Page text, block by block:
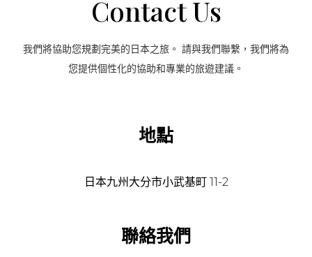
Contact Us
我們將協助您規劃完美的日本之旅。 請與我們聯繫，我們將為
您提供個性化的協助和專業的旅遊建議。
地點
日本九州大分市小武基町 11-2
聯絡我們